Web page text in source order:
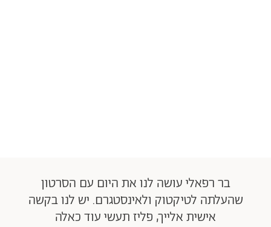
בר רפאלי עושה לנו את היום עם הסרטון
שהעלתה לטיקטוק ולאינסטגרם. יש לנו בקשה
אישית אלייך, פליז תעשי עוד כאלה